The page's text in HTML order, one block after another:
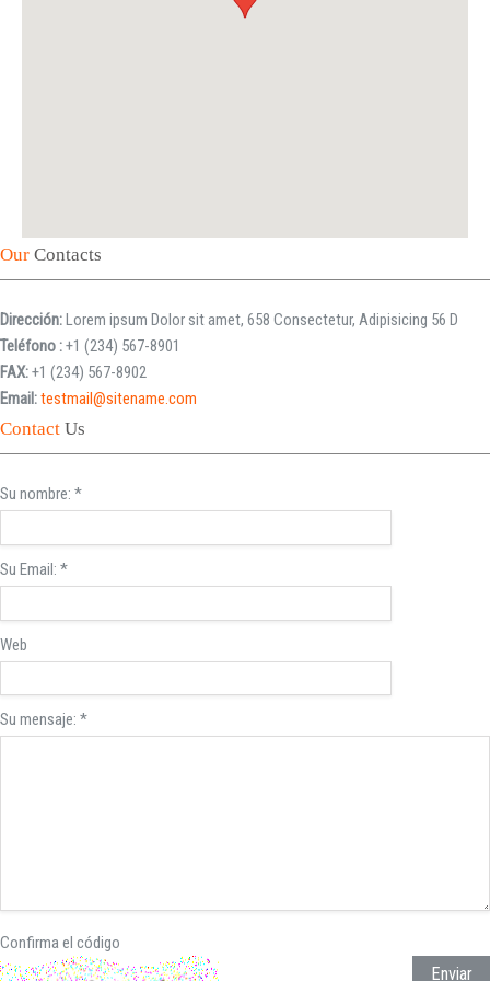
Iniciar sesión
Our Contacts
Dirección:Lorem ipsum Dolor sit amet, 658 Consectetur, Adipisicing 56 D
Teléfono :+1 (234) 567-8901
FAX:+1 (234) 567-8902
Email:testmail@sitename.com
Contact Us
Su nombre: *
Su Email: *
Web
Su mensaje: *
Confirma el código
Enviar